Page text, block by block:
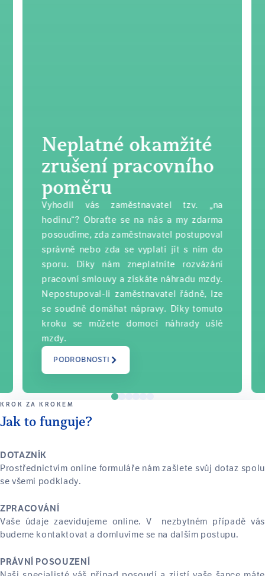
Neplatné okamžité
zrušení pracovního
poměru
PODROBNOSTI
Vyhodil vás zaměstnavatel tzv. „na
hodinu“? Obraťte se na nás a my zdarma
posoudíme, zda zaměstnavatel postupoval
správně nebo zda se vyplatí jít s ním do
sporu. Díky nám zneplatníte rozvázání
pracovní smlouvy a získáte náhradu mzdy.
Nepostupoval-li zaměstnavatel řádně, lze
se soudně domáhat nápravy. Díky tomuto
kroku se můžete domoci náhrady ušlé
mzdy.
KROK ZA KROKEM
Jak to funguje?
DOTAZNÍK
Prostřednictvím online formuláře nám zašlete svůj dotaz spolu
se všemi podklady.
ZPRACOVÁNÍ
Vaše údaje zaevidujeme online. V nezbytném případě vás
budeme kontaktovat a domluvíme se na dalším postupu.
PRÁVNÍ POSOUZENÍ